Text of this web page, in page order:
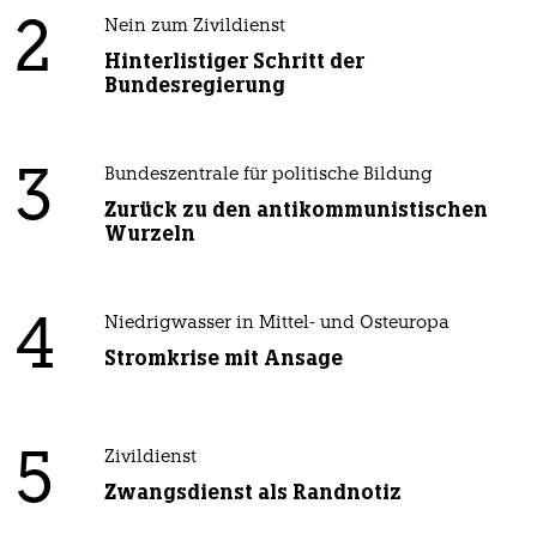
2 Nein zum Zivildienst
Hinterlistiger Schritt der
Bundesregierung
3 Bundeszentrale für politische Bildung
Zurück zu den antikommunistischen
Wurzeln
4 Niedrigwasser in Mittel- und Osteuropa
Stromkrise mit Ansage
5 Zivildienst
Zwangsdienst als Randnotiz